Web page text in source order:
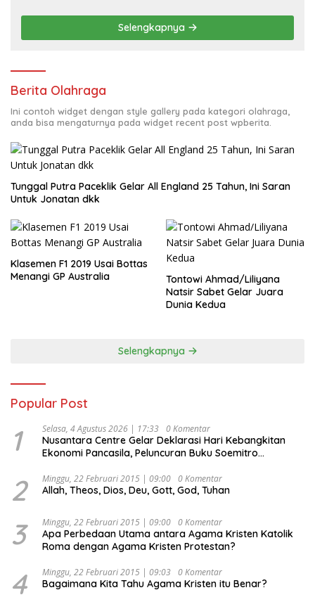
Selengkapnya
Berita Olahraga
Ini contoh widget dengan style gallery pada kategori olahraga,
anda bisa mengaturnya pada widget recent post wpberita.
Tunggal Putra Paceklik Gelar All England 25 Tahun, Ini Saran
Untuk Jonatan dkk
Klasemen F1 2019 Usai Bottas
Menangi GP Australia
Tontowi Ahmad/Liliyana
Natsir Sabet Gelar Juara
Dunia Kedua
Selengkapnya
Popular Post
1 Selasa, 4 Agustus 2026 | 17:33 0 Komentar
Nusantara Centre Gelar Deklarasi Hari Kebangkitan
Ekonomi Pancasila, Peluncuran Buku Soemitro
Ekonomi Politik Indonesia) & Simposium Nasional
“Urgensi Undang-Undang Perekonomian Nasional dan
Indonesia Emas 2045”,
2 Minggu, 22 Februari 2015 | 09:00 0 Komentar
Allah, Theos, Dios, Deu, Gott, God, Tuhan
3 Minggu, 22 Februari 2015 | 09:00 0 Komentar
Apa Perbedaan Utama antara Agama Kristen Katolik
Roma dengan Agama Kristen Protestan?
4 Minggu, 22 Februari 2015 | 09:03 0 Komentar
Bagaimana Kita Tahu Agama Kristen itu Benar?